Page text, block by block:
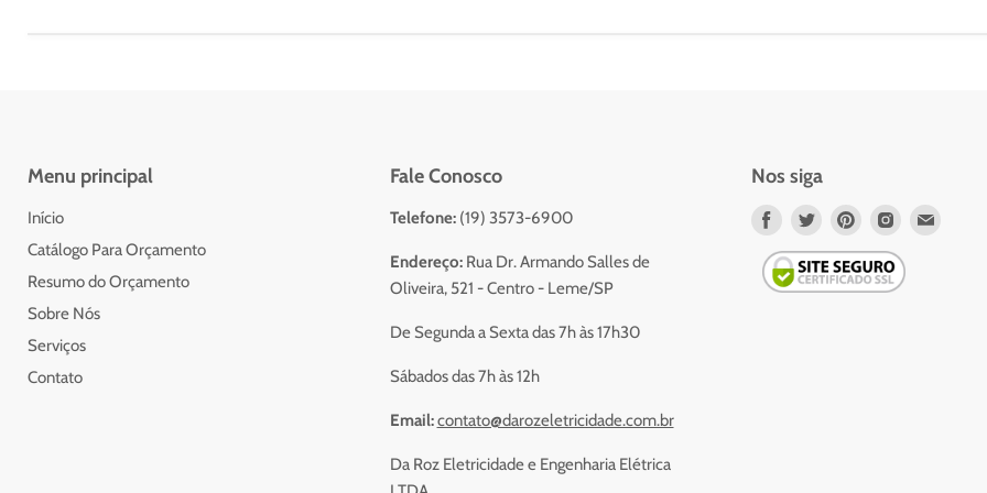
Menu principal
Início
Catálogo Para Orçamento
Resumo do Orçamento
Sobre Nós
Serviços
Contato
Fale Conosco
Telefone:(19) 3573-6900
Endereço:Rua Dr. Armando Salles de
Oliveira, 521 - Centro - Leme/SP
De Segunda a Sexta das 7h às 17h30
Sábados das 7h às 12h
Email:contato@darozeletricidade.com.br
Da Roz Eletricidade e Engenharia Elétrica
Nos siga
Nos
encontre
em
Nos
encontre
em
Nos
encontre
em
Nos
em